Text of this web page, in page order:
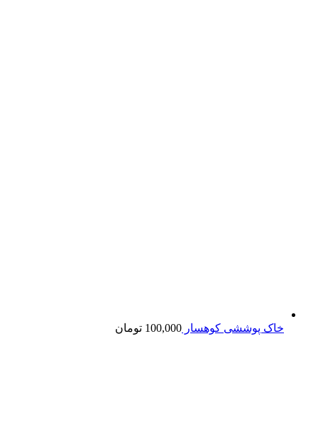
خاک پوششی کوهسار 100,000 تومان